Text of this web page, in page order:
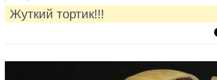
Жуткий тортик!!!